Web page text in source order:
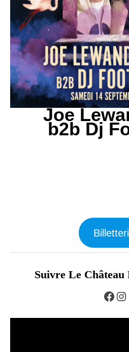
Joe
b2b Dj
Suivre Le Château